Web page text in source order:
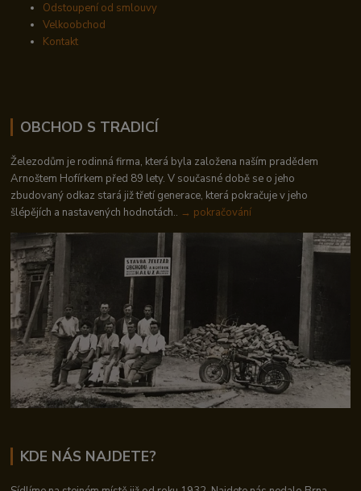
Odstoupení od smlouvy
Velkoobchod
Kontakt
OBCHOD S TRADICÍ
Železodům je rodinná firma, která byla založena naším pradědem
Arnoštem Hofírkem před 89 lety. V současné době se o jeho
zbudovaný odkaz stará již třetí generace, která pokračuje v jeho
šlépějích a nastavených hodnotách.. → pokračování
KDE NÁS NAJDETE?